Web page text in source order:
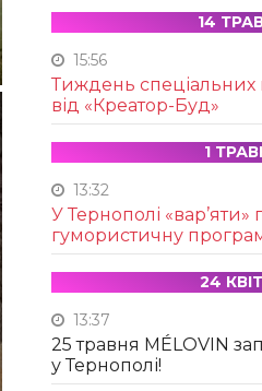
14
15:56
Тиждень
від «Креатор-Буд»
1
13:32
У Тернополі
гумористичну
24
13:37
25 травня MÉLOVIN
у Тернополі!